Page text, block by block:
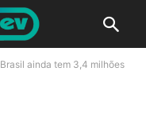
ainda tem 3,4 milhões